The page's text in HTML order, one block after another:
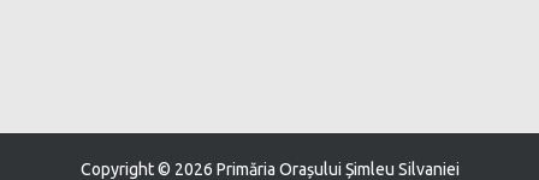
Copyright © 2026 Primăria Orașului Șimleu Silvaniei